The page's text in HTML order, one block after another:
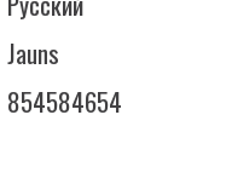
Jauns
854584654